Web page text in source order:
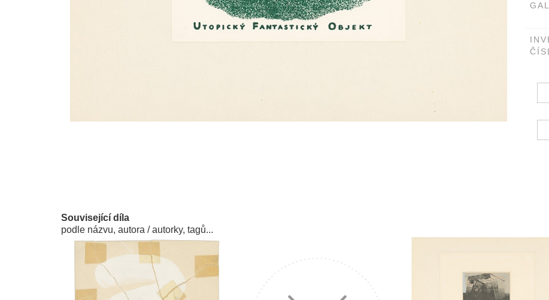
Související díla
podle názvu, autora / autorky, tagů...